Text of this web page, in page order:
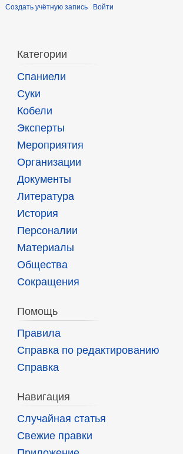
Создать учётную запись Войти
Категории
Спаниели
Суки
Кобели
Эксперты
Мероприятия
Организации
Документы
Литература
История
Персоналии
Материалы
Общества
Сокращения
Помощь
Правила
Справка по редактированию
Справка
Навигация
Случайная статья
Свежие правки